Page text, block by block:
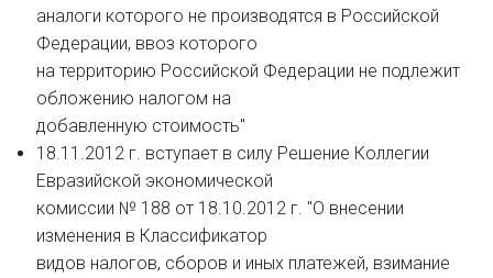
аналоги которого не производятся в Российской
Федерации, ввоз которого
на территорию Российской Федерации не подлежит
обложению налогом на
добавленную стоимость"
18.11.2012 г. вступает в силу Решение Коллегии
Евразийской экономической
комиссии № 188 от 18.10.2012 г. "О внесении
изменения в Классификатор
видов налогов, сборов и иных платежей, взимание